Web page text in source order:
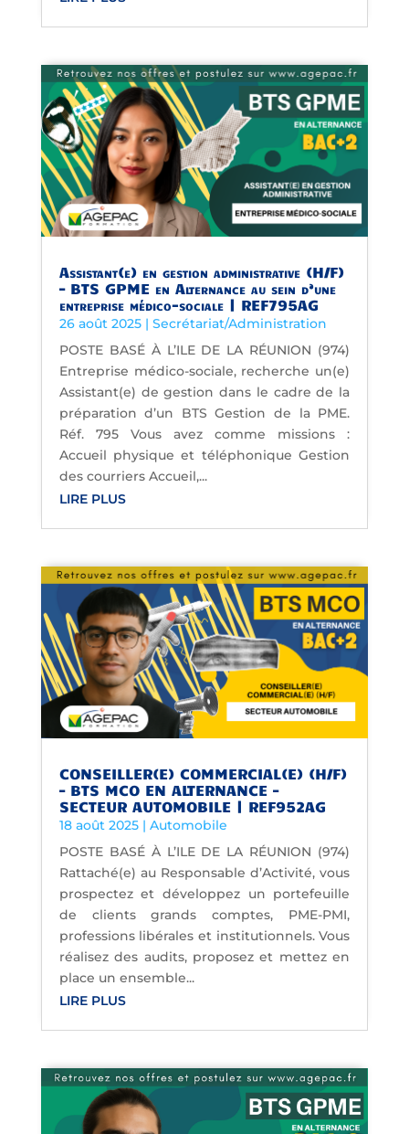
Assistant(e) en gestion administrative (H/F)
– BTS GPME en Alternance au sein d’une
entreprise médico-sociale | REF795AG
26 août 2025| Secrétariat/Administration
POSTE BASÉ À L’ILE DE LA RÉUNION (974)
Entreprise médico-sociale, recherche un(e)
Assistant(e) de gestion dans le cadre de la
préparation d’un BTS Gestion de la PME.
Réf. 795 Vous avez comme missions :
Accueil physique et téléphonique Gestion
des courriers Accueil,...
LIRE PLUS
CONSEILLER(E) COMMERCIAL(E) (H/F)
– BTS MCO EN ALTERNANCE –
SECTEUR AUTOMOBILE | REF952AG
18 août 2025| Automobile
POSTE BASÉ À L’ILE DE LA RÉUNION (974)
Rattaché(e) au Responsable d’Activité, vous
prospectez et développez un portefeuille
de clients grands comptes, PME-PMI,
professions libérales et institutionnels. Vous
réalisez des audits, proposez et mettez en
place un ensemble...
LIRE PLUS